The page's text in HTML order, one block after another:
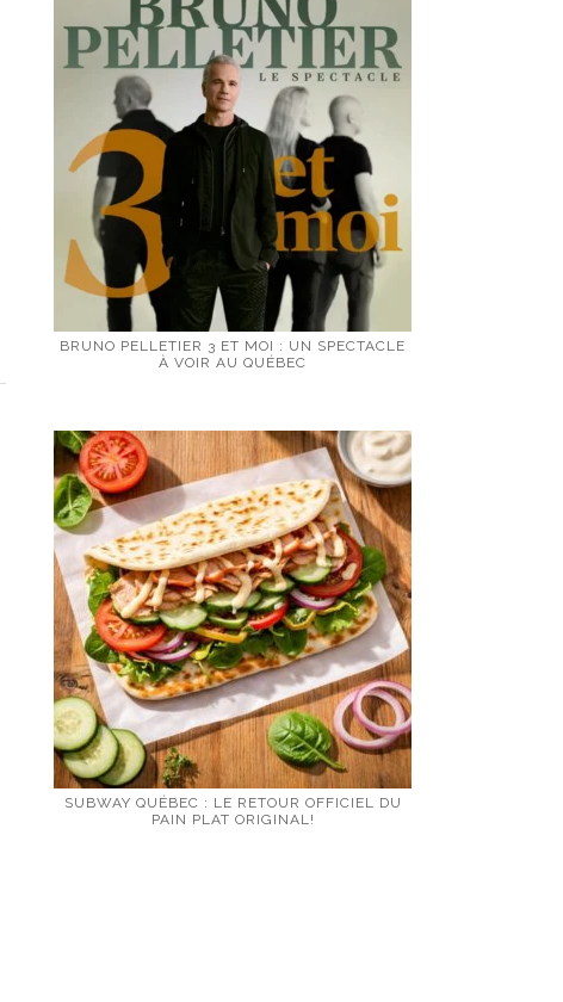
BRUNO PELLETIER 3 ET MOI : UN SPECTACLE
À VOIR AU QUÉBEC
SUBWAY QUÉBEC : LE RETOUR OFFICIEL DU
PAIN PLAT ORIGINAL!